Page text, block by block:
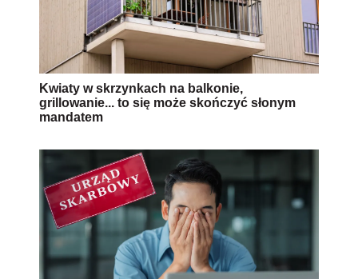
Kwiaty w skrzynkach na balkonie,
grillowanie... to się może skończyć słonym
mandatem